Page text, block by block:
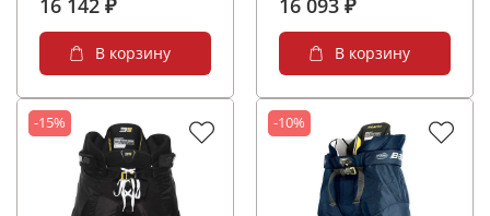
16 142 ₽
В корзину
16 093 ₽
В корзину
-15% -10%